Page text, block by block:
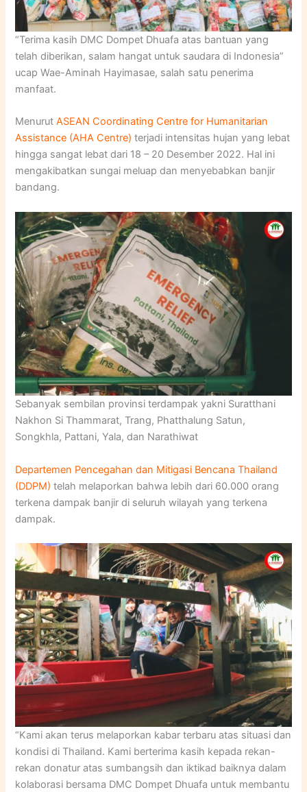
“Terima kasih DMC Dompet Dhuafa atas bantuan yang
telah diberikan, salam hangat untuk saudara di Indonesia”
ucap Wae-Aminah Hayimasae, salah satu penerima
manfaat.
MenurutASEAN Coordinating Centre for Humanitarian
Assistance (AHA Centre) terjadi intensitas hujan yang lebat
hingga sangat lebat dari 18 – 20 Desember 2022. Hal ini
mengakibatkan sungai meluap dan menyebabkan banjir
bandang.
Sebanyak sembilan provinsi terdampak yakni Suratthani
Nakhon Si Thammarat, Trang, Phatthalung Satun,
Songkhla, Pattani, Yala, dan Narathiwat
Departemen Pencegahan dan Mitigasi Bencana Thailand
(DDPM) telah melaporkan bahwa lebih dari 60.000 orang
terkena dampak banjir di seluruh wilayah yang terkena
dampak.
“Kami akan terus melaporkan kabar terbaru atas situasi dan
kondisi di Thailand. Kami berterima kasih kepada rekan-
rekan donatur atas sumbangsih dan iktikad baiknya dalam
kolaborasi bersama DMC Dompet Dhuafa untuk membantu